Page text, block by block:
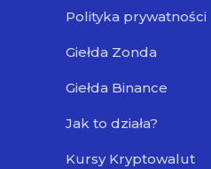
Polityka prywatności
Giełda Zonda
Giełda Binance
Jak to działa?
Kursy Kryptowalut